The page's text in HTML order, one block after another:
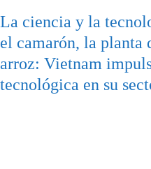
La ciencia y la
el camarón, la planta
arroz: Vietnam
tecnológica en su